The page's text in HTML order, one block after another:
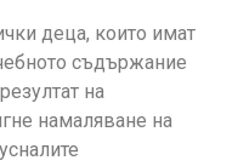
деца, които имат
съдържание
на
намаляване на